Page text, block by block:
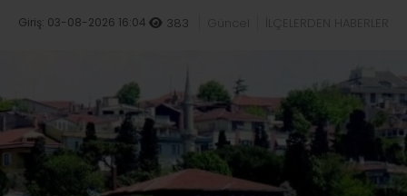
Giriş: 03-08-2026 16:04 383